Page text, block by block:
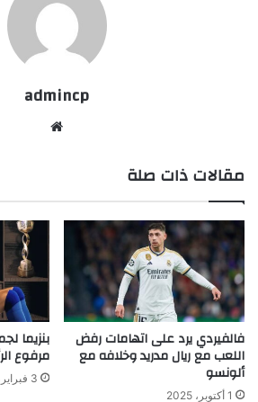
admincp
مقالات ذات صلة
فالفيردي يرد على اتهامات رفض
اللعب مع ريال مدريد وخلافه مع
ألونسو
1 أكتوبر، 2025
بنزيما
مرفوع
3 فبراير، 2026